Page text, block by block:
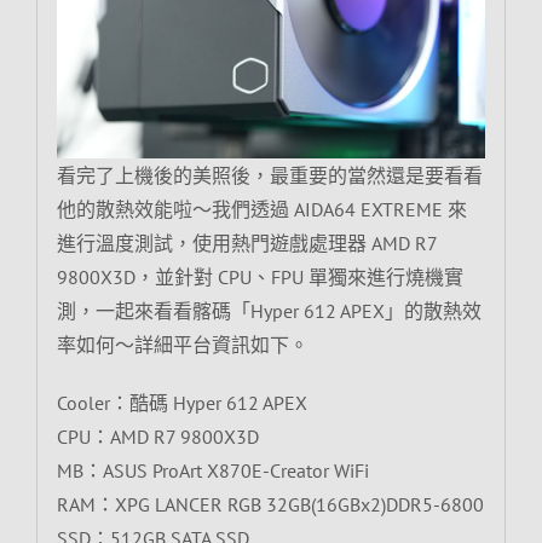
看完了上機後的美照後，最重要的當然還是要看看
他的散熱效能啦～我們透過 AIDA64 EXTREME 來
進行溫度測試，使用熱門遊戲處理器 AMD R7
9800X3D，並針對 CPU、FPU 單獨來進行燒機實
測，一起來看看髂碼「Hyper 612 APEX」的散熱效
率如何～詳細平台資訊如下。
Cooler：酷碼 Hyper 612 APEX
CPU：AMD R7 9800X3D
MB：ASUS ProArt X870E-Creator WiFi
RAM：XPG LANCER RGB 32GB(16GBx2)DDR5-6800